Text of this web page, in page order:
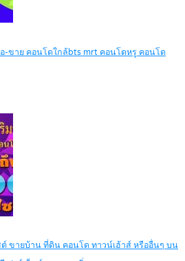
-ขาย คอนโดใกล้bts mrt คอนโดหรู คอนโด
ขายบ้าน ที่ดิน คอนโด ทาวน์เฮ้าส์ หรืออื่นๆ บน